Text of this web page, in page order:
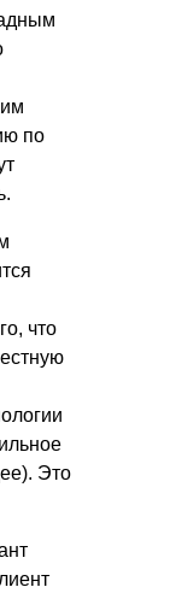
по
что
Это